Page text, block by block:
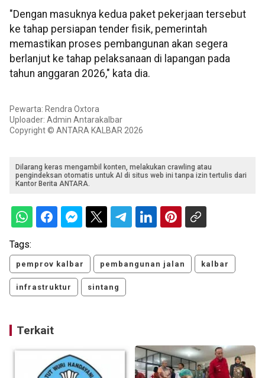
"Dengan masuknya kedua paket pekerjaan tersebut
ke tahap persiapan tender fisik, pemerintah
memastikan proses pembangunan akan segera
berlanjut ke tahap pelaksanaan di lapangan pada
tahun anggaran 2026," kata dia.
Pewarta: Rendra Oxtora
Uploader: Admin Antarakalbar
Copyright © ANTARA KALBAR 2026
Dilarang keras mengambil konten, melakukan crawling atau
pengindeksan otomatis untuk AI di situs web ini tanpa izin tertulis dari
Kantor Berita ANTARA.
Tags:
pemprov kalbar pembangunan jalan kalbar
infrastruktur sintang
Terkait